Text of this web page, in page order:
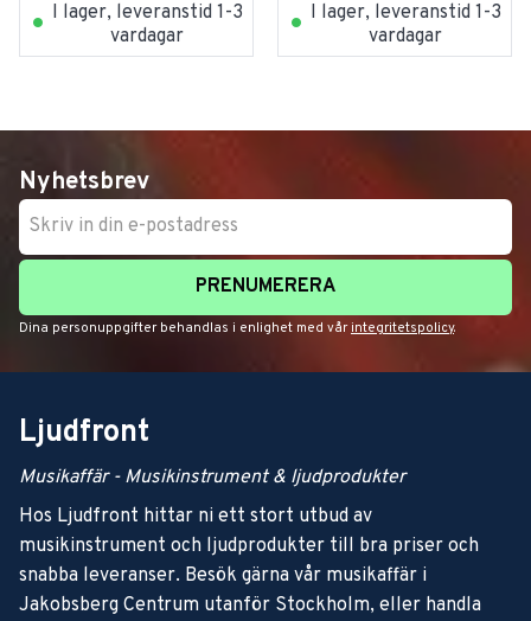
I lager, leveranstid 1-3
vardagar
I lager, leveranstid 1-3
vardagar
Nyhetsbrev
PRENUMERERA
Dina personuppgifter behandlas i enlighet med vår integritetspolicy.
Ljudfront
Musikaffär - Musikinstrument & ljudprodukter
Hos Ljudfront hittar ni ett stort utbud av
musikinstrument och ljudprodukter till bra priser och
snabba leveranser. Besök gärna vår musikaffär i
Jakobsberg Centrum utanför Stockholm, eller handla